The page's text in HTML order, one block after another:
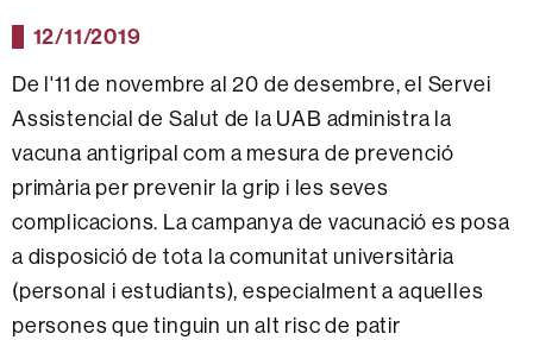
12/11/2019
De l'11 de novembre al 20 de desembre, el Servei
Assistencial de Salut de la UAB administra la
vacuna antigripal com a mesura de prevenció
primària per prevenir la grip i les seves
complicacions. La campanya de vacunació es posa
a disposició de tota la comunitat universitària
(personal i estudiants), especialment a aquelles
persones que tinguin un alt risc de patir